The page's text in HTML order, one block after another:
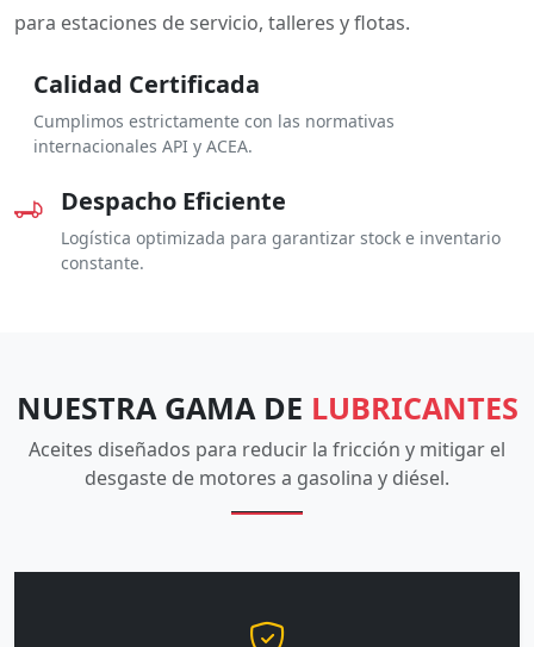
para estaciones de servicio, talleres y flotas.
Calidad Certificada
Cumplimos estrictamente con las normativas
internacionales API y ACEA.
Despacho Eficiente
Logística optimizada para garantizar stock e inventario
constante.
NUESTRA GAMA DE LUBRICANTES
Aceites diseñados para reducir la fricción y mitigar el
desgaste de motores a gasolina y diésel.